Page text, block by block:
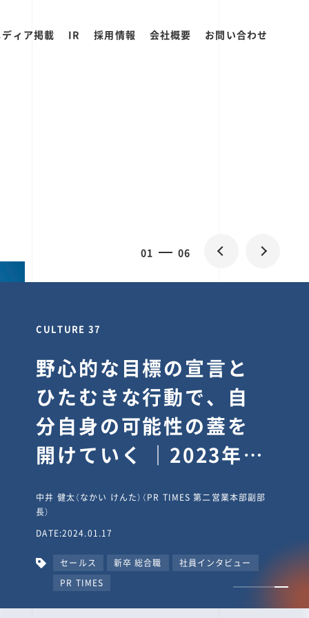
ィア掲載 IR 採用情報 会社概要 お問い合わせ
0 06
CULTURE 30
逆境では自分のスタン
スを変え“予想を裏切
り、期待を超える”【真
輔塾・前編】
山田真輔（やまだ しんすけ）（執行役員 兼 Jooto事業部
長）
DATE:2023.09.08
カルチャー CxO キャリア入社 Jooto